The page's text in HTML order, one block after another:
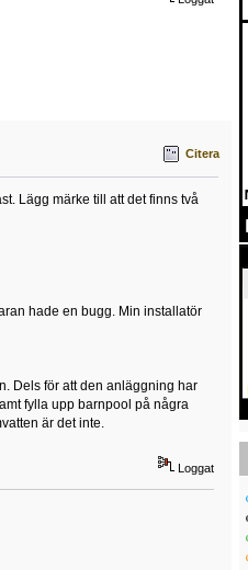
Citera
Lägg märke till att det finns två
hade en bugg. Min installatör
Dels för att den anläggning har
fylla upp barnpool på några
är det inte.
Loggat